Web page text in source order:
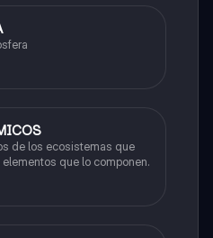
de los ecosistemas que
que lo componen.